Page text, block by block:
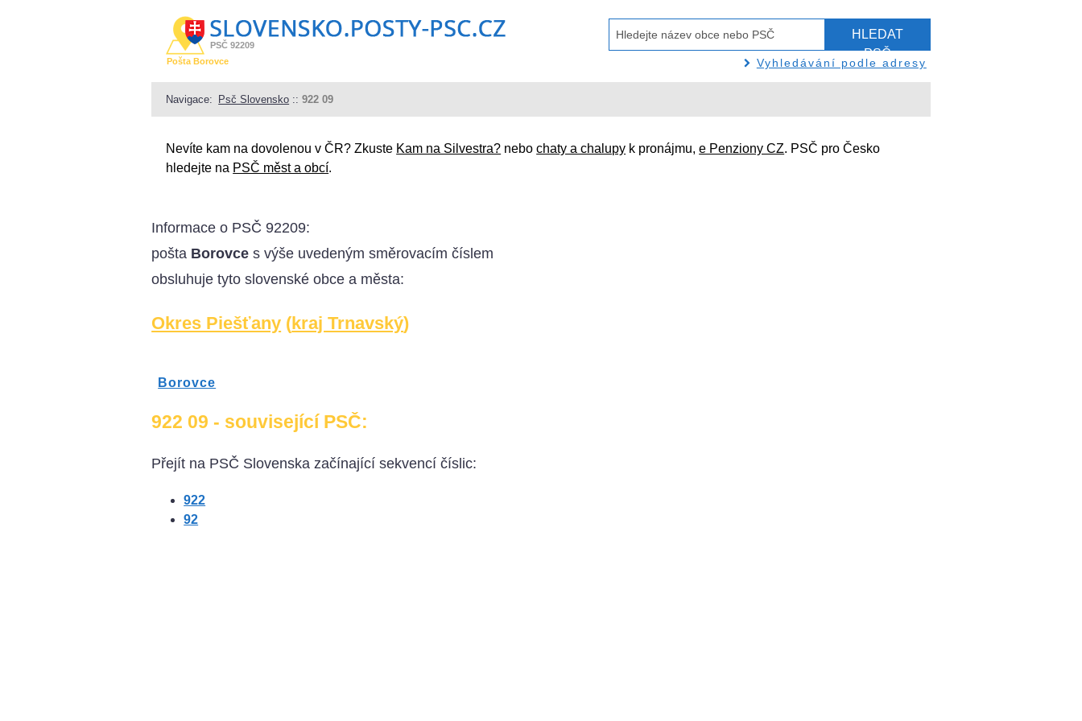
PSČ 92209
Pošta Borovce
HLEDAT
PSČ
Vyhledávání podle adresy
Navigace: Psč Slovensko ::922 09
Nevíte kam na dovolenou v ČR? Zkuste Kam na Silvestra? nebochaty a chalupy k pronájmu,e Penziony CZ. PSČ pro Česko
hledejte na PSČ měst a obcí.
Informace o PSČ 92209:
pošta Borovce s výše uvedeným směrovacím číslem
obsluhuje tyto slovenské obce a města:
Okres Piešťany (kraj Trnavský)
Borovce
922 09 - související PSČ:
Přejít na PSČ Slovenska začínající sekvencí číslic:
922
92